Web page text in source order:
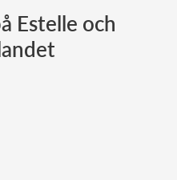
Estelle och